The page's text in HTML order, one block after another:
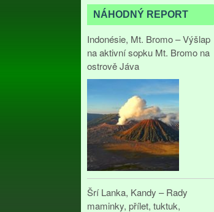
NÁHODNÝ REPORT
Indonésie, Mt. Bromo – Výšlap
na aktivní sopku Mt. Bromo na
ostrově Jáva
Šrí Lanka, Kandy – Rady
maminky, přílet, tuktuk,